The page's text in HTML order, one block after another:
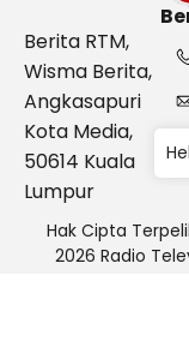
Berita RTM,
Wisma Berita,
Angkasapuri
Kota Media,
50614 Kuala
Lumpur
Hak Cipta
2026 Radio